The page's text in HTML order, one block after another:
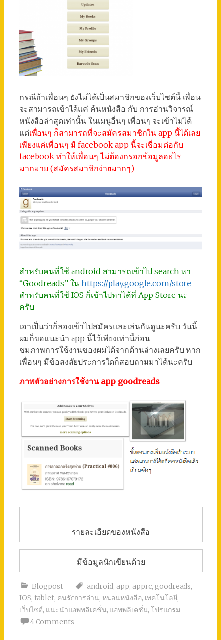
กรณีถ้าเพื่อนๆ ยังไม่ได้เป็นสมาชิกของเว็บไซต์นี้ เพื่อน
จะสามารถเข้าได้แค่ ค้นหนังสือ กับ การอ่านวิจารณ์
หนังสือล่าสุดเท่านั้น ในเมนูอื่นๆ เพื่อนๆ จะเข้าไม่ได้
แต่เพื่อนๆ ก็สามารถที่จะสมัครสมาชิกใน app นี้ได้เลย
เพียงแค่เพื่อนๆ มี facebook app นี้จะเชื่อมต่อกับ
facebook ทำให้เพื่อนๆ ไม่ต้องกรอกข้อมูลอะไร
มากมาย (สมัครสมาชิกง่ายมากๆ)
สำหรับคนที่ใช้ android สามารถเข้าไป search หา
“Goodreads” ใน https://play.google.com/store
สำหรับคนที่ใช้ IOS ก็เข้าไปหาได้ที่ App Store นะ
ครับ
เอาเป็นว่าก็ลองเข้าไปสมัครและเล่นกันดูนะครับ วันนี้
ผมก็ขอแนะนำ app นี้ไว้เพียงเท่านี้ก่อน
ชมภาพการใช้งานของผมได้จากด้านล่างเลยครับ หาก
เพื่อนๆ มีข้อสงสัยประการใดก็สอบถามมาได้นะครับ
ภาพตัวอย่างการใช้งาน app goodreads
รายละเอียดของหนังสือ
มีข้อมูลนักเขียนด้วย
Blogpost android, app, apprc, goodreads,
IOS, tablet, คนรักการอ่าน, หนอนหนังสือ, เทคโนโลยี,
เว็บไซต์, แนะนำแอพพลิเคชั่น, แอพพลิเคชั่น, โปรแกรม
4 Comments